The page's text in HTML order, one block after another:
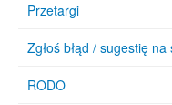
Przetargi
Zgłoś błąd / sugestię na
RODO